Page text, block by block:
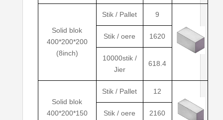
Solid blok
400*200*200
(8inch)
Stik / Pallet 9
Stik / oere 1620
10000stik /
Jier
618.4
Solid blok
400*200*150
Stik / Pallet 12
Stik / oere 2160